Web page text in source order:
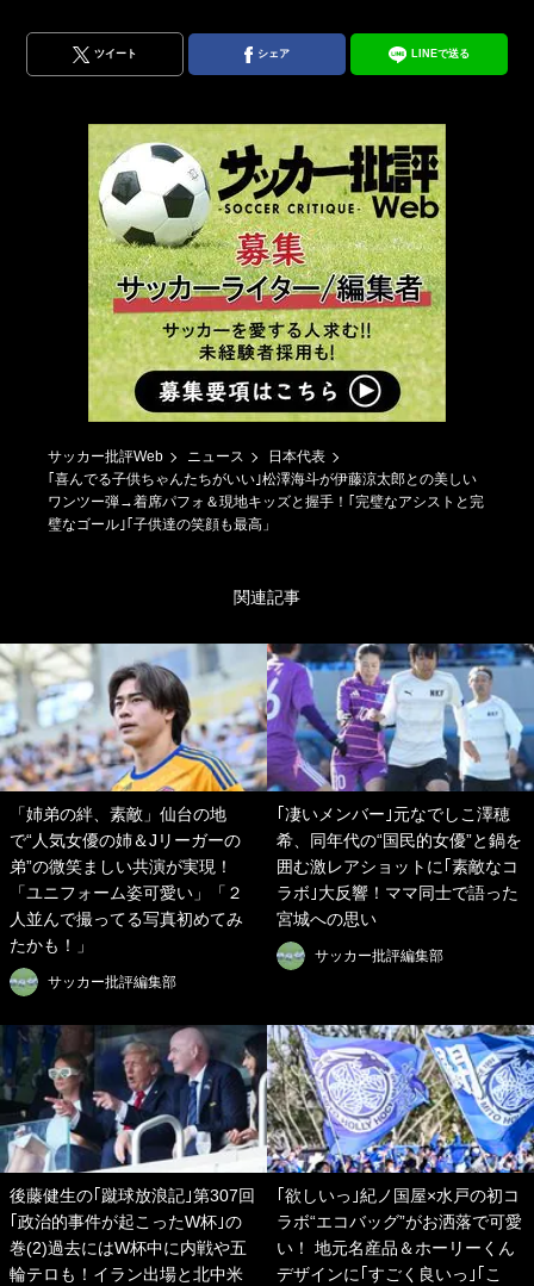
ツイート シェア LINEで送る
サッカー批評Web ニュース
日本代表
｢喜んでる子供ちゃんたちがいい｣松澤海斗が伊藤涼太郎との美しい
ワンツー弾→着席パフォ＆現地キッズと握手！｢完璧なアシストと完
璧なゴール｣｢子供達の笑顔も最高」
関連記事
「姉弟の絆、素敵」仙台の地
で“人気女優の姉＆Jリーガーの
弟”の微笑ましい共演が実現！
「ユニフォーム姿可愛い」「２
人並んで撮ってる写真初めてみ
たかも！」
サッカー批評編集部
｢凄いメンバー｣元なでしこ澤穂
希、同年代の“国民的女優”と鍋を
囲む激レアショットに｢素敵なコ
ラボ｣大反響！ママ同士で語った
宮城への思い
サッカー批評編集部
後藤健生の｢蹴球放浪記｣第307回
｢政治的事件が起こったW杯｣の
巻(2)過去にはW杯中に内戦や五
輪テロも！イラン出場と北中米
｢欲しいっ︎｣紀ノ国屋×水戸の初コ
ラボ“エコバッグ”がお洒落で可愛
い！ 地元名産品＆ホーリーくん
デザインに｢すごく良いっ｣｢こ